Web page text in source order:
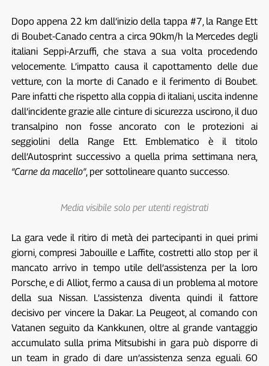
Dopo appena 22 km dall’inizio della tappa #7, la Range Ett
di Boubet-Canado centra a circa 90km/h la Mercedes degli
italiani Seppi-Arzuffi, che stava a sua volta procedendo
velocemente. L’impatto causa il capottamento delle due
vetture, con la morte di Canado e il ferimento di Boubet.
Pare infatti che rispetto alla coppia di italiani, uscita indenne
dall’incidente grazie alle cinture di sicurezza uscirono, il duo
transalpino non fosse ancorato con le protezioni ai
seggiolini della Range Ett. Emblematico è il titolo
dell’Autosprint successivo a quella prima settimana nera,
“Carne da macello”, per sottolineare quanto successo.
Media visibile solo per utenti registrati
La gara vede il ritiro di metà dei partecipanti in quei primi
giorni, compresi Jabouille e Laffite, costretti allo stop per il
mancato arrivo in tempo utile dell’assistenza per la loro
Porsche, e di Alliot, fermo a causa di un problema al motore
della sua Nissan. L’assistenza diventa quindi il fattore
decisivo per vincere la Dakar. La Peugeot, al comando con
Vatanen seguito da Kankkunen, oltre al grande vantaggio
accumulato sulla prima Mitsubishi in gara può disporre di
un team in grado di dare un’assistenza senza eguali. 60